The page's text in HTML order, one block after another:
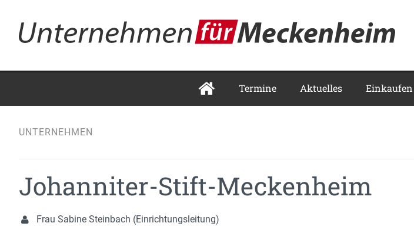
Termine Aktuelles Einkaufen
UNTERNEHMEN
Johanniter-Stift-Meckenheim
Frau Sabine Steinbach (Einrichtungsleitung)